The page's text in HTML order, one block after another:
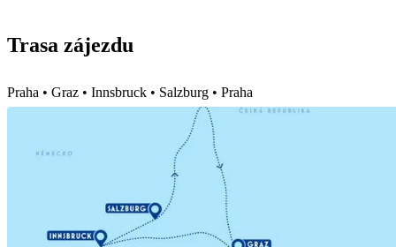
Trasa zájezdu
Praha • Graz • Innsbruck • Salzburg • Praha